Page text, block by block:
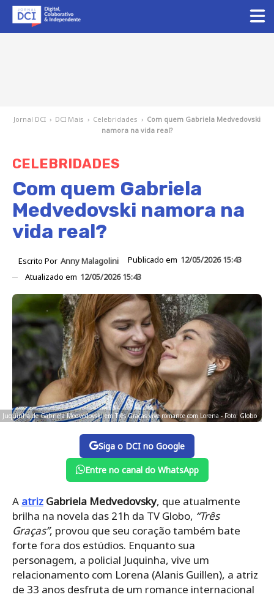
Jornal DCI › DCI Mais › Celebridades › Com quem Gabriela Medvedovski
namora na vida real?
CELEBRIDADES
Com quem Gabriela
Medvedovski namora na
vida real?
Escrito Por Anny Malagolini Publicado em 12/05/2026 15:43
Atualizado em 12/05/2026 15:43
Juquinha de Gabriela Medvedovski em Três Graças vive romance com Lorena - Foto: Globo
Siga o DCI no Google
Entre no canal do WhatsApp
A atriz Gabriela Medvedovsky, que atualmente
brilha na novela das 21h da TV Globo, “Três
Graças”, provou que seu coração também bate
forte fora dos estúdios. Enquanto sua
personagem, a policial Juquinha, vive um
relacionamento com Lorena (Alanis Guillen), a atriz
de 33 anos desfruta de um romance internacional